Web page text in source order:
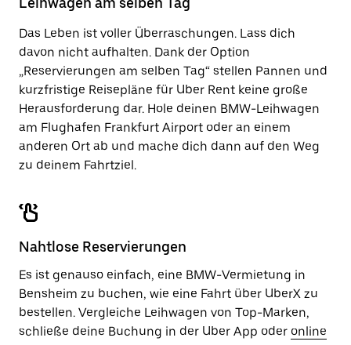
zu
Das Leben ist voller Überraschungen. Lass dich
davon nicht aufhalten. Dank der Option
„Reservierungen am selben Tag“ stellen Pannen und
kurzfristige Reisepläne für Uber Rent keine große
Herausforderung dar. Hole deinen BMW-Leihwagen
am Flughafen Frankfurt Airport oder an einem
anderen Ort ab und mache dich dann auf den Weg
zu deinem Fahrtziel.
Nahtlose Reservierungen
Es ist genauso einfach, eine BMW-Vermietung in
Bensheim zu buchen, wie eine Fahrt über UberX zu
bestellen. Vergleiche Leihwagen von Top-Marken,
schließe deine Buchung in der Uber App oder online